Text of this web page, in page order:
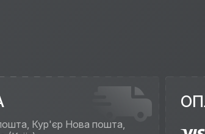
Кур'єр Нова пошта,